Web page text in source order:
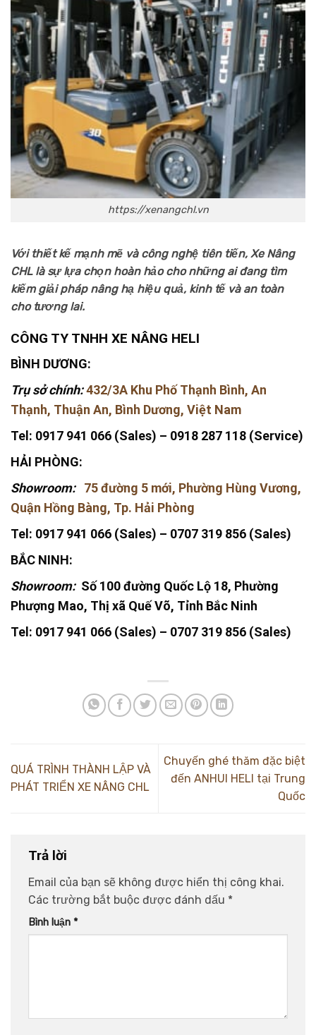
https://xenangchl.vn
Với thiết kế mạnh mẽ và công nghệ tiên tiến, Xe Nâng
CHL là sự lựa chọn hoàn hảo cho những ai đang tìm
kiếm giải pháp nâng hạ hiệu quả, kinh tế và an toàn
cho tương lai.
CÔNG TY TNHH XE NÂNG HELI
BÌNH DƯƠNG:
Trụ sở chính:432/3A Khu Phố Thạnh Bình, An
Thạnh, Thuận An, Bình Dương, Việt Nam
Tel: 0917 941 066 (Sales) – 0918 287 118 (Service)
HẢI PHÒNG:
Showroom: 75 đường 5 mới, Phường Hùng Vương,
Quận Hồng Bàng, Tp. Hải Phòng
Tel: 0917 941 066 (Sales) – 0707 319 856 (Sales)
BẮC NINH:
Showroom: Số 100 đường Quốc Lộ 18, Phường
Phượng Mao, Thị xã Quế Võ, Tỉnh Bắc Ninh
Tel: 0917 941 066 (Sales) – 0707 319 856 (Sales)
QUÁ TRÌNH THÀNH LẬP VÀ
PHÁT TRIỂN XE NÂNG CHL
Chuyến ghé thăm đặc biệt
đến ANHUI HELI tại Trung
Quốc
Trả lời
Email của bạn sẽ không được hiển thị công khai.
Các trường bắt buộc được đánh dấu *
Bình luận *